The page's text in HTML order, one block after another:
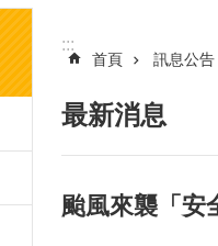
:::
首頁 訊息公告
最新消息
颱風來襲「安